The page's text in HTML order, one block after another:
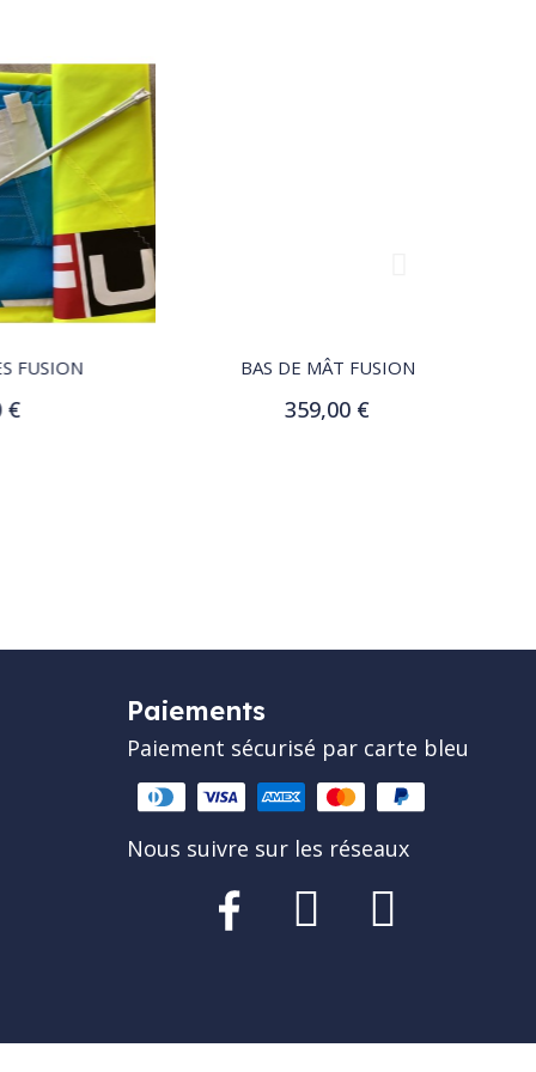
BAS DE MÂT FUSION
359,00 €
Ajouter au panier
Paiements
Paiement sécurisé par carte bleu
Nous suivre sur les réseaux